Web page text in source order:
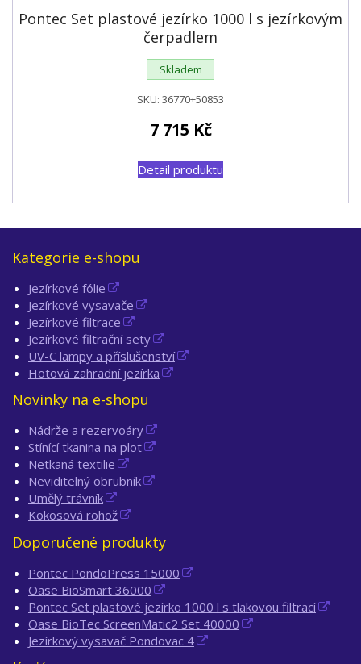
Pontec Set plastové jezírko 1000 l s jezírkovým
čerpadlem
Skladem
SKU: 36770+50853
7 715 Kč
Detail produktu
Kategorie e-shopu
Jezírkové fólie
Jezírkové vysavače
Jezírkové filtrace
Jezírkové filtrační sety
UV-C lampy a příslušenství
Hotová zahradní jezírka
Novinky na e-shopu
Nádrže a rezervoáry
Stínící tkanina na plot
Netkaná textilie
Neviditelný obrubník
Umělý trávník
Kokosová rohož
Doporučené produkty
Pontec PondoPress 15000
Oase BioSmart 36000
Pontec Set plastové jezírko 1000 l s tlakovou filtrací
Oase BioTec ScreenMatic2 Set 40000
Jezírkový vysavač Pondovac 4